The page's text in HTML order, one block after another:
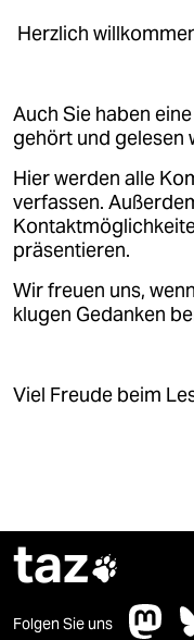
Herzlich
Auch Sie haben
gehört und gelesen
Hier werden alle
verfassen.
präsentieren.
Wir freuen uns,
klugen Gedanken
Viel Freude beim
taz
Folgen Sie uns